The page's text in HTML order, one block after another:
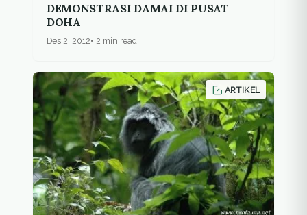
DEMONSTRASI DAMAI DI PUSAT
DOHA
Des 2, 2012 2 min read
ARTIKEL